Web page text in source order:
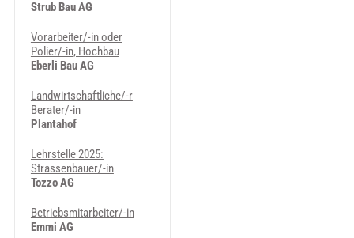
Strub Bau AG
Vorarbeiter/-in oder
Polier/-in, Hochbau
Eberli Bau AG
Landwirtschaftliche/-r
Berater/-in
Plantahof
Lehrstelle 2025:
Strassenbauer/-in
Tozzo AG
Betriebsmitarbeiter/-in
Emmi AG